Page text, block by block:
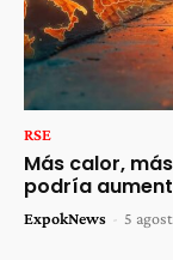
RSE
Más calor,
podría
ExpokNews - 5